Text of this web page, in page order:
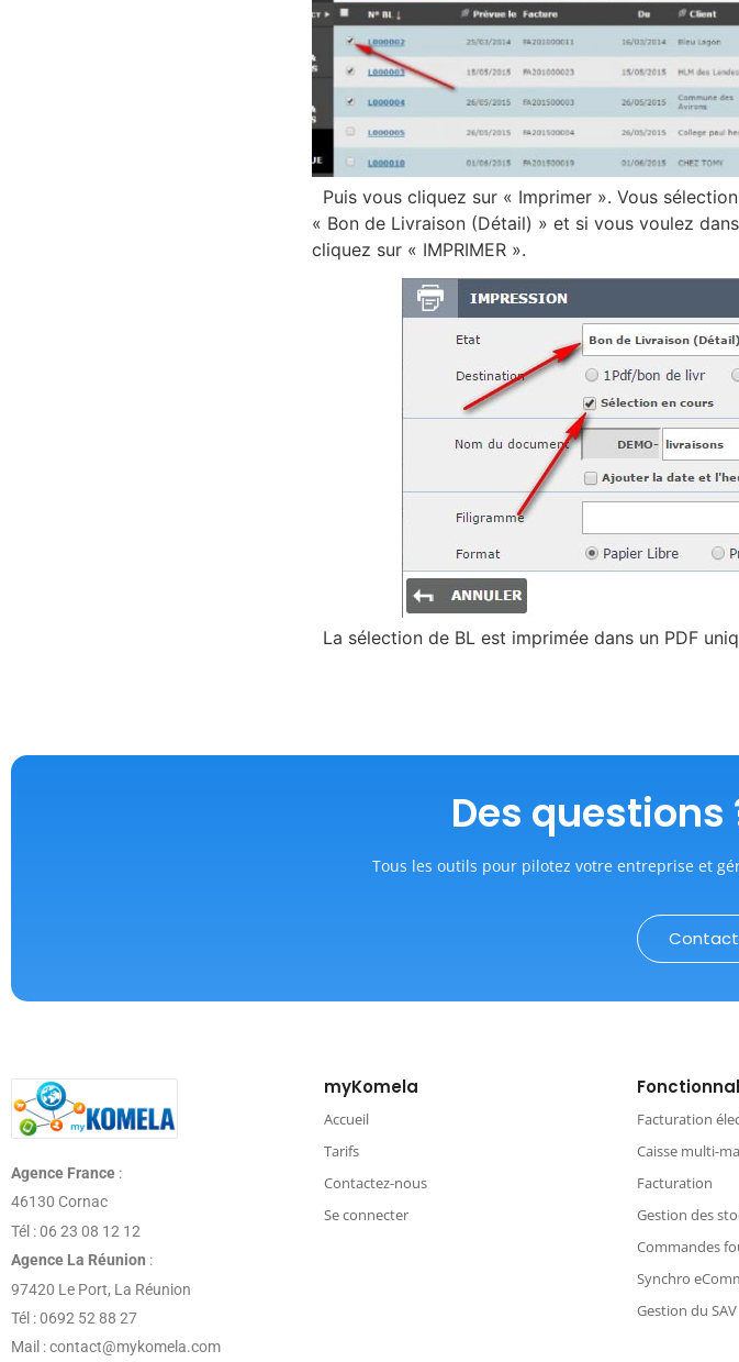
Puis vous cliquez sur « Imprimer ». Vous
« Bon de Livraison (Détail) » et si vous voulez
cliquez sur « IMPRIMER ».
La sélection de BL est imprimée dans un PDF
Des questions
Tous les outils pour pilotez votre entreprise et
Agence France :
46130 Cornac
Tél : 06 23 08 12 12
Agence La Réunion :
97420 Le Port, La Réunion
Tél : 0692 52 88 27
Mail : contact@mykomela.com
myKomela
Accueil
Tarifs
Contactez-nous
Se connecter
Facturation
Caisse multi-
Facturation
Gestion des
Commandes
Synchro
Gestion du SAV